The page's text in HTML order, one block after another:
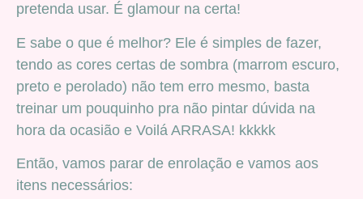
pretenda usar. É glamour na certa!
E sabe o que é melhor? Ele é simples de fazer,
tendo as cores certas de sombra (marrom escuro,
preto e perolado) não tem erro mesmo, basta
treinar um pouquinho pra não pintar dúvida na
hora da ocasião e Voilá ARRASA! kkkkk
Então, vamos parar de enrolação e vamos aos
itens necessários: